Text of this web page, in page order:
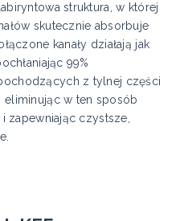
struktura, w której
skutecznie absorbuje
kanały działają jak
99%
z tylnej części
eliminując w ten sposób
zapewniając czystsze,